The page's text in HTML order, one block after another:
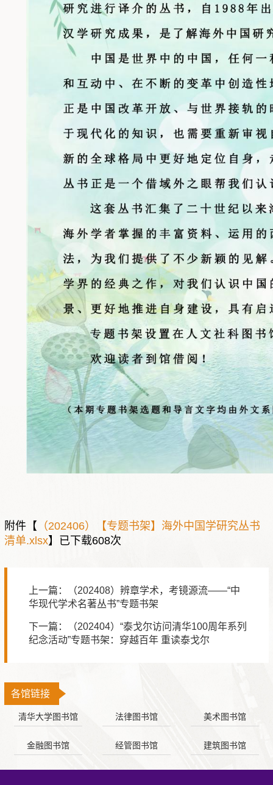
附件【 （202406）【专题书架】海外中国学研究丛书
清单.xlsx】已下载608次
上一篇：（202408）辨章学术，考镜源流——“中
华现代学术名著丛书”专题书架
下一篇：（202404）“泰戈尔访问清华100周年系列
纪念活动”专题书架：穿越百年 重读泰戈尔
各馆链接
清华大学图书馆 法律图书馆 美术图书馆
金融图书馆 经管图书馆 建筑图书馆